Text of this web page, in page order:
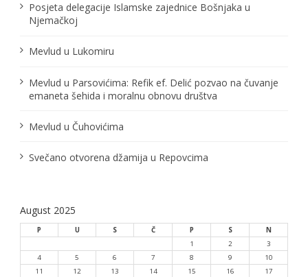
Posjeta delegacije Islamske zajednice Bošnjaka u
Njemačkoj
Mevlud u Lukomiru
Mevlud u Parsovićima: Refik ef. Delić pozvao na čuvanje
emaneta šehida i moralnu obnovu društva
Mevlud u Čuhovićima
Svečano otvorena džamija u Repovcima
August 2025
P U S Č P S
N
1
2
3
4
5 6 7 8 9
10
11
12 13 14 15 16
17